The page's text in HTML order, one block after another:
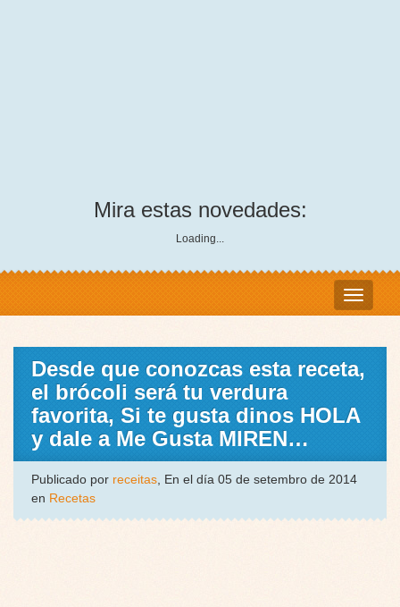
Mira estas novedades:
Loading...
Desde que conozcas esta receta,
el brócoli será tu verdura
favorita, Si te gusta dinos HOLA
y dale a Me Gusta MIREN…
Publicado por receitas, En el día 05 de setembro de 2014
en Recetas